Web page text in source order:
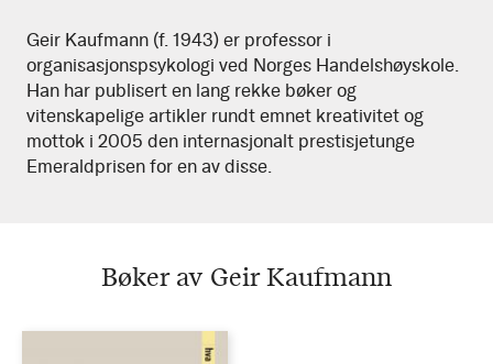
Geir
Kaufmann
Geir Kaufmann (f. 1943) er professor i
organisasjonspsykologi ved Norges Handelshøyskole.
Han har publisert en lang rekke bøker og
vitenskapelige artikler rundt emnet kreativitet og
mottok i 2005 den internasjonalt prestisjetunge
Emeraldprisen for en av disse.
Bøker av Geir Kaufmann